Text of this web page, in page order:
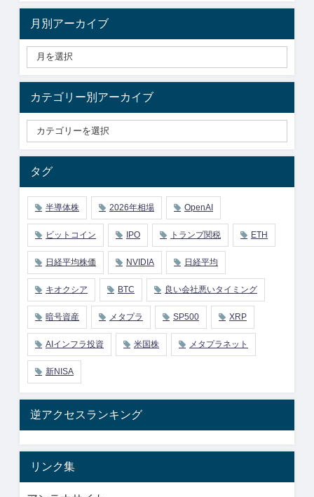
月別アーカイブ
カテゴリー別アーカイブ
タグ
半導体株 2026年相場 OpenAI
ビットコイン IPO トランプ関税 ETH
日経平均株価 NVIDIA 日経平均
キオクシア BTC 良い会社悪いタイミング
暗号資産 メタプラ SP500 XRP
AIインフラ投資 米国株 メタプラネット
新NISA
逆アクセスランキング
リンク集